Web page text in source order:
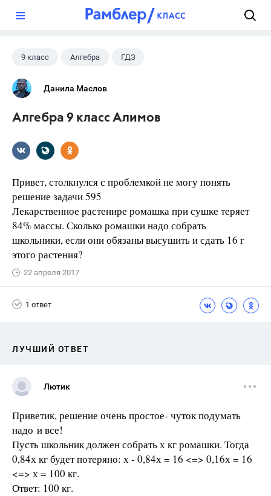
9 класс Алгебра ГДЗ
Данила Маслов
Алгебра 9 класс Алимов
Привет, столкнулся с проблемкой не могу понять
решение задачи 595
Лекарственное растенире ромашка при сушке теряет
84% массы. Сколько ромашки надо собрать
школьники, если они обязаны высушить и сдать 16 г
этого растения?
22 апреля 2017
1 ответ
ЛУЧШИЙ ОТВЕТ
Лютик
Приветик, решение очень простое- чуток подумать
надо и все!
Пусть школьник должен собрать х кг ромашки. Тогда
0,84х кг будет потеряно: х - 0,84х = 16 <=> 0,16х = 16
<=> х = 100 кг.
Ответ: 100 кг.